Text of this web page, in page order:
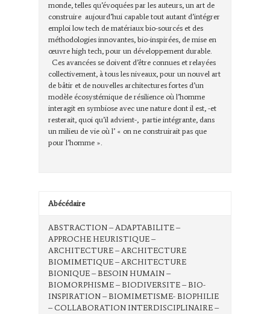
monde, telles qu’évoquées par les auteurs, un art de
construire aujourd’hui capable tout autant d’intégrer
emploi low tech de matériaux bio-sourcés et des
méthodologies innovantes, bio-inspirées, de mise en
œuvre high tech, pour un développement durable.
Ces avancées se doivent d’être connues et relayées
collectivement, à tous les niveaux, pour un nouvel art
de bâtir et de nouvelles architectures fortes d’un
modèle écosystémique de résilience où l’homme
interagit en symbiose avec une nature dont il est, -et
resterait, quoi qu’il advient-, partie intégrante, dans
un milieu de vie où l’ « on ne construirait pas que
pour l’homme ».
Abécédaire
ABSTRACTION – ADAPTABILITE –
APPROCHE HEURISTIQUE –
ARCHITECTURE – ARCHITECTURE
BIOMIMETIQUE – ARCHITECTURE
BIONIQUE – BESOIN HUMAIN –
BIOMORPHISME – BIODIVERSITE – BIO-
INSPIRATION – BIOMIMETISME- BIOPHILIE
– COLLABORATION INTERDISCIPLINAIRE –